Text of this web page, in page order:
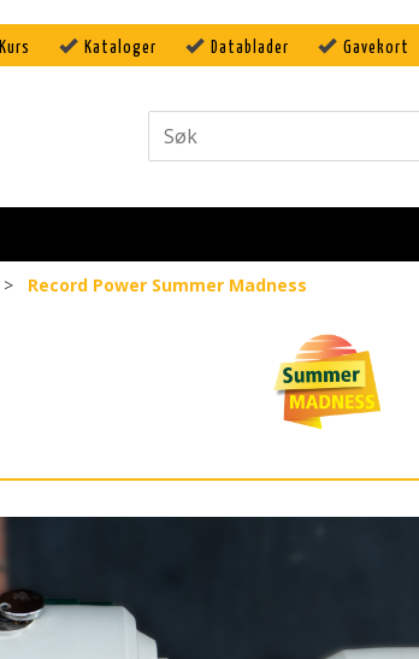
Kurs Kataloger Datablader Gavekort
> Record Power Summer Madness